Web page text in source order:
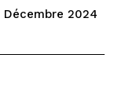
Décembre 2024